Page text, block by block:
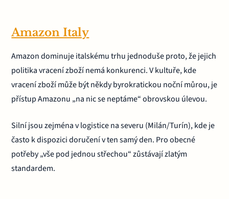
Amazon Italy
Amazon dominuje italskému trhu jednoduše proto, že jejich
politika vracení zboží nemá konkurenci. V kultuře, kde
vracení zboží může být někdy byrokratickou noční můrou, je
přístup Amazonu „na nic se neptáme“ obrovskou úlevou.
Silní jsou zejména v logistice na severu (Milán/Turín), kde je
často k dispozici doručení v ten samý den. Pro obecné
potřeby „vše pod jednou střechou“ zůstávají zlatým
standardem.